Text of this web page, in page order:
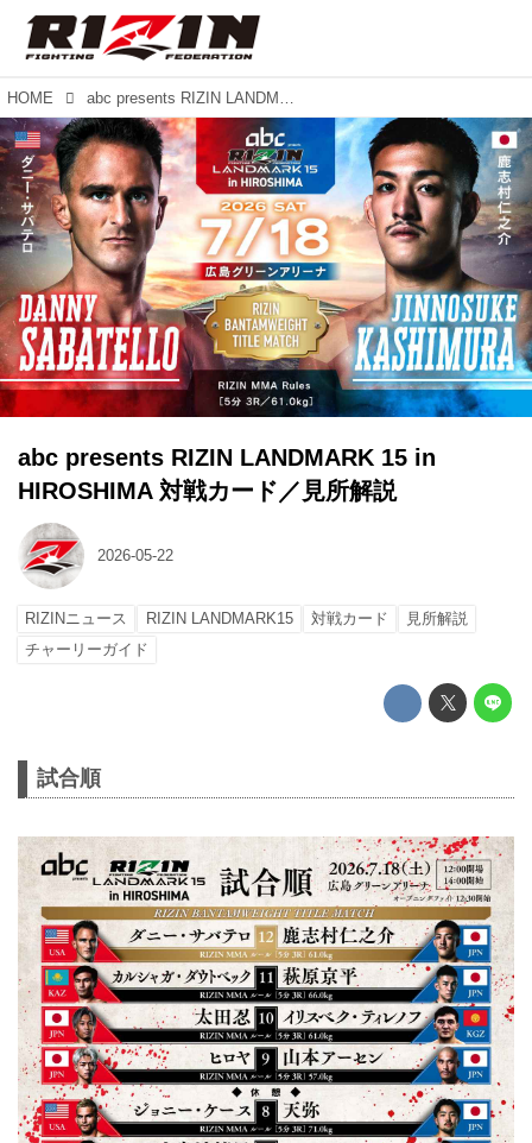
HOME abc presents RIZIN LANDMARK 15 in HIROSHIMA 対戦カード／見所解説
abc presents RIZIN LANDMARK 15 in
HIROSHIMA 対戦カード／見所解説
2026-05-22
RIZINニュース RIZIN LANDMARK15 対戦カード
見所解説
チャーリーガイド
試合順